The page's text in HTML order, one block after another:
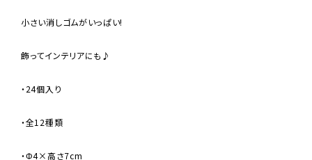
小さい消しゴムがいっぱい!
飾ってインテリアにも♪
・24個入り
・全12種類
・Φ4×高さ7cm